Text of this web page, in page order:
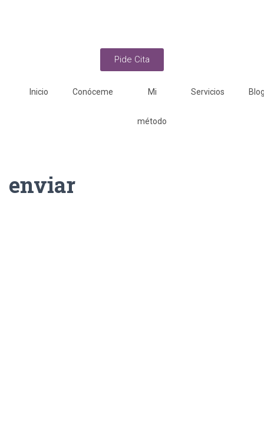
Pide Cita
Inicio Conóceme Mi
método
Servicios
enviar